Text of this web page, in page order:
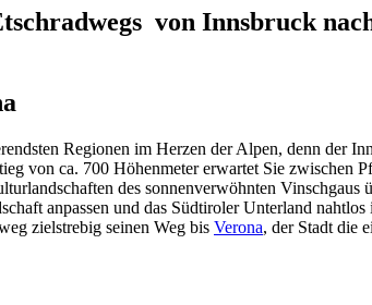
von Innsbruck
Regionen im Herzen der Alpen, denn der
ca. 700 Höhenmeter erwartet Sie zwischen
des sonnenverwöhnten
anpassen und das Südtiroler Unterland
zielstrebig seinen Weg bis Verona, der Stadt die